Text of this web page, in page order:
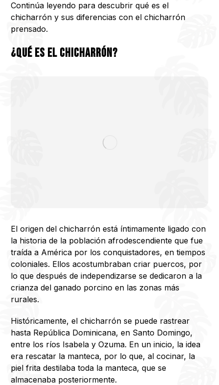
Continúa leyendo para descubrir qué es el
chicharrón y sus diferencias con el chicharrón
prensado.
¿Qué es el chicharrón?
El origen del chicharrón está íntimamente ligado con
la historia de la población afrodescendiente que fue
traída a América por los conquistadores, en tiempos
coloniales. Ellos acostumbraban criar puercos, por
lo que después de independizarse se dedicaron a la
crianza del ganado porcino en las zonas más
rurales.
Históricamente, el chicharrón se puede rastrear
hasta República Dominicana, en Santo Domingo,
entre los ríos Isabela y Ozuma. En un inicio, la idea
era rescatar la manteca, por lo que, al cocinar, la
piel frita destilaba toda la manteca, que se
almacenaba posteriormente.